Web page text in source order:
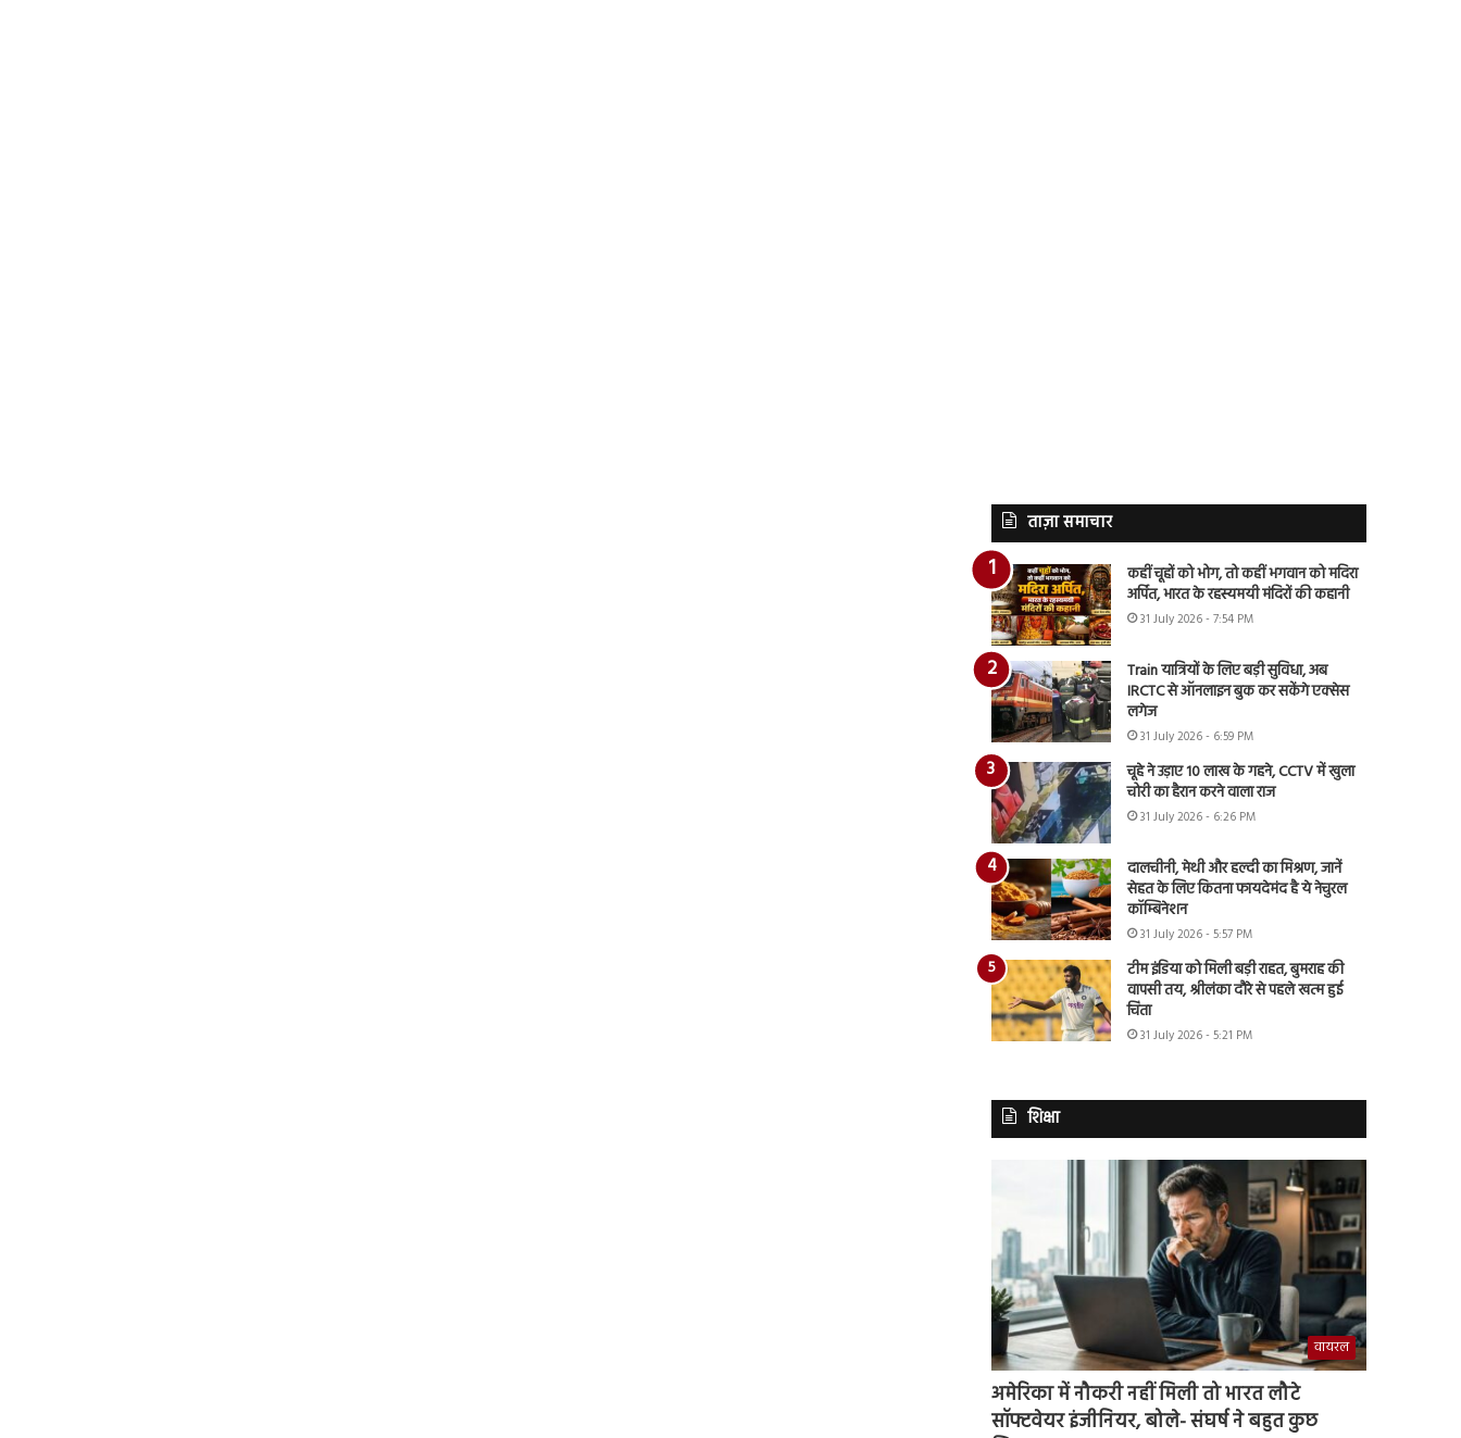
ताज़ा समाचार
कहीं चूहों को भोग, तो कहीं भगवान को मदिरा
अर्पित, भारत के रहस्यमयी मंदिरों की कहानी
31 July 2026 - 7:54 PM
Train यात्रियों के लिए बड़ी सुविधा, अब
IRCTC से ऑनलाइन बुक कर सकेंगे एक्सेस
लगेज
31 July 2026 - 6:59 PM
चूहे ने उड़ाए 10 लाख के गहने, CCTV में खुला
चोरी का हैरान करने वाला राज
31 July 2026 - 6:26 PM
दालचीनी, मेथी और हल्दी का मिश्रण, जानें
सेहत के लिए कितना फायदेमंद है ये नेचुरल
कॉम्बिनेशन
31 July 2026 - 5:57 PM
टीम इंडिया को मिली बड़ी राहत, बुमराह की
वापसी तय, श्रीलंका दौरे से पहले खत्म हुई
चिंता
31 July 2026 - 5:21 PM
शिक्षा
वायरल
अमेरिका में नौकरी नहीं मिली तो भारत लौटे
सॉफ्टवेयर इंजीनियर, बोले- संघर्ष ने बहुत कुछ